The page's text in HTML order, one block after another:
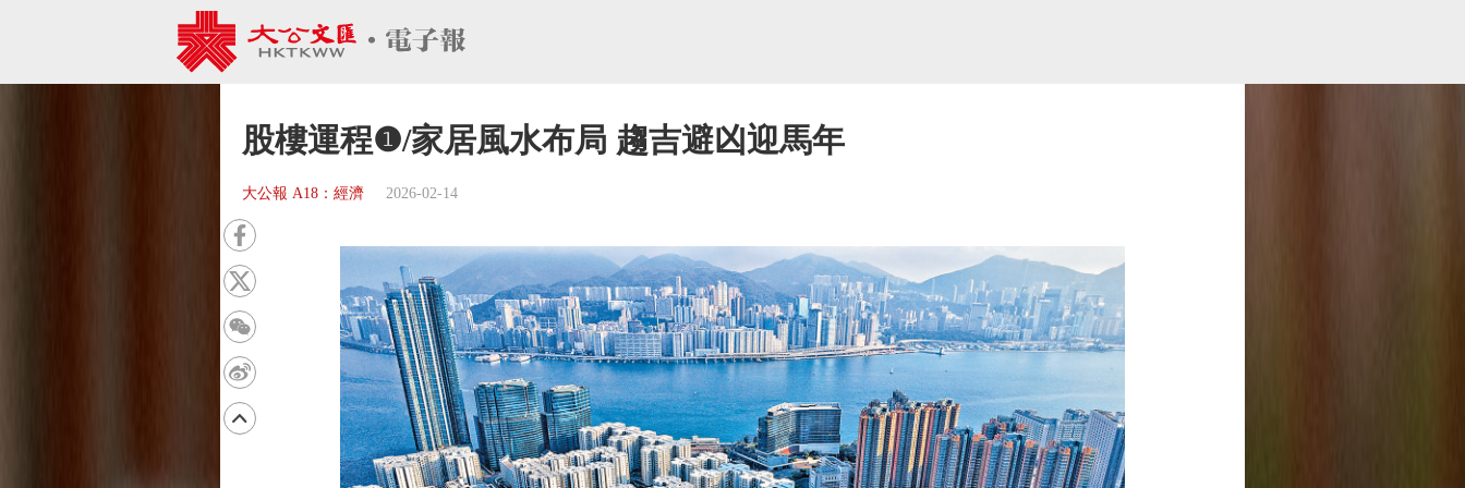
股樓運程❶/家居風水布局 趨吉避凶迎馬年
大公報 A18：經濟 2026-02-14